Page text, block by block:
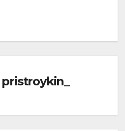
pristroykin_